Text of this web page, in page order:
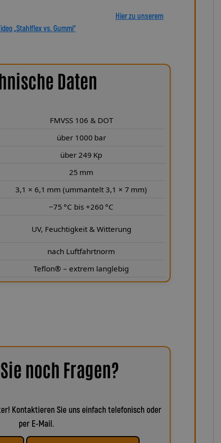
Hier zu unserem
„Stahlflex vs. Gummi“
Daten
FMVSS 106 & DOT
über 1000 bar
über 249 Kp
25 mm
3,1 × 6,1 mm (ummantelt 3,1 × 7 mm)
−75 °C bis +260 °C
UV, Feuchtigkeit & Witterung
nach Luftfahrtnorm
Teflon® – extrem langlebig
noch Fragen?
Kontaktieren Sie uns einfach telefonisch oder
per E-Mail.